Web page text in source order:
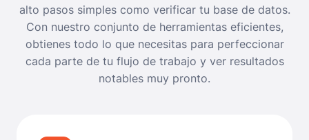
alto pasos simples como verificar tu base de datos.
Con nuestro conjunto de herramientas eficientes,
obtienes todo lo que necesitas para perfeccionar
cada parte de tu flujo de trabajo y ver resultados
notables muy pronto.